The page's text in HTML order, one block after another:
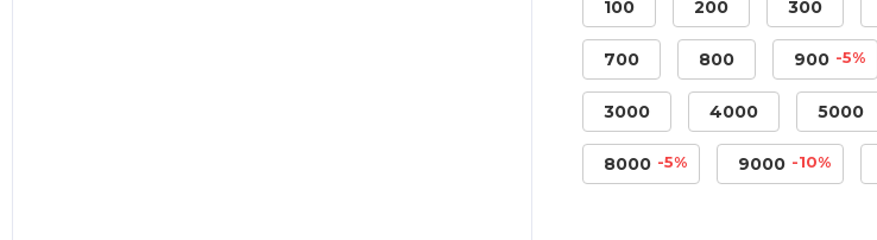
100 200 300
700 800 900 -5%
3000 4000 5000
8000 -5% 9000 -10%